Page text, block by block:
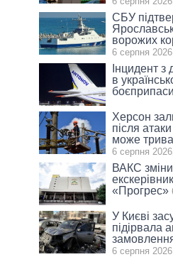
СБУ
ворожих
6 серпня
Інцидент
в
боєприпаси
Херсон
після
може
6 серпня
ВАКС
«Прогрес»
У Києві
підірвала
6 серпня